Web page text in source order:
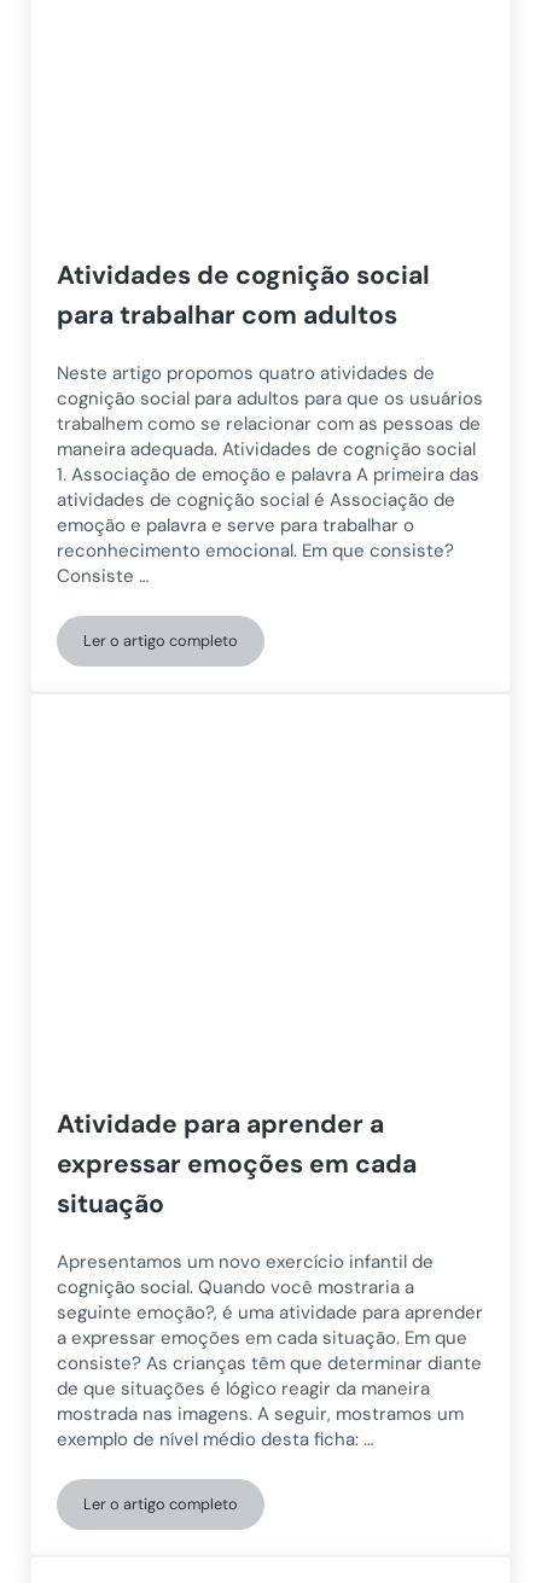
Atividades de cognição social
para trabalhar com adultos
Neste artigo propomos quatro atividades de
cognição social para adultos para que os usuários
trabalhem como se relacionar com as pessoas de
maneira adequada. Atividades de cognição social
1. Associação de emoção e palavra A primeira das
atividades de cognição social é Associação de
emoção e palavra e serve para trabalhar o
reconhecimento emocional. Em que consiste?
Consiste …
Ler o artigo completoAtividades de cognição social para trabalhar com
Atividade para aprender a
expressar emoções em cada
situação
Apresentamos um novo exercício infantil de
cognição social. Quando você mostraria a
seguinte emoção?, é uma atividade para aprender
a expressar emoções em cada situação. Em que
consiste? As crianças têm que determinar diante
de que situações é lógico reagir da maneira
mostrada nas imagens. A seguir, mostramos um
exemplo de nível médio desta ficha: …
Ler o artigo completoAtividade para aprender a expressar emoções em